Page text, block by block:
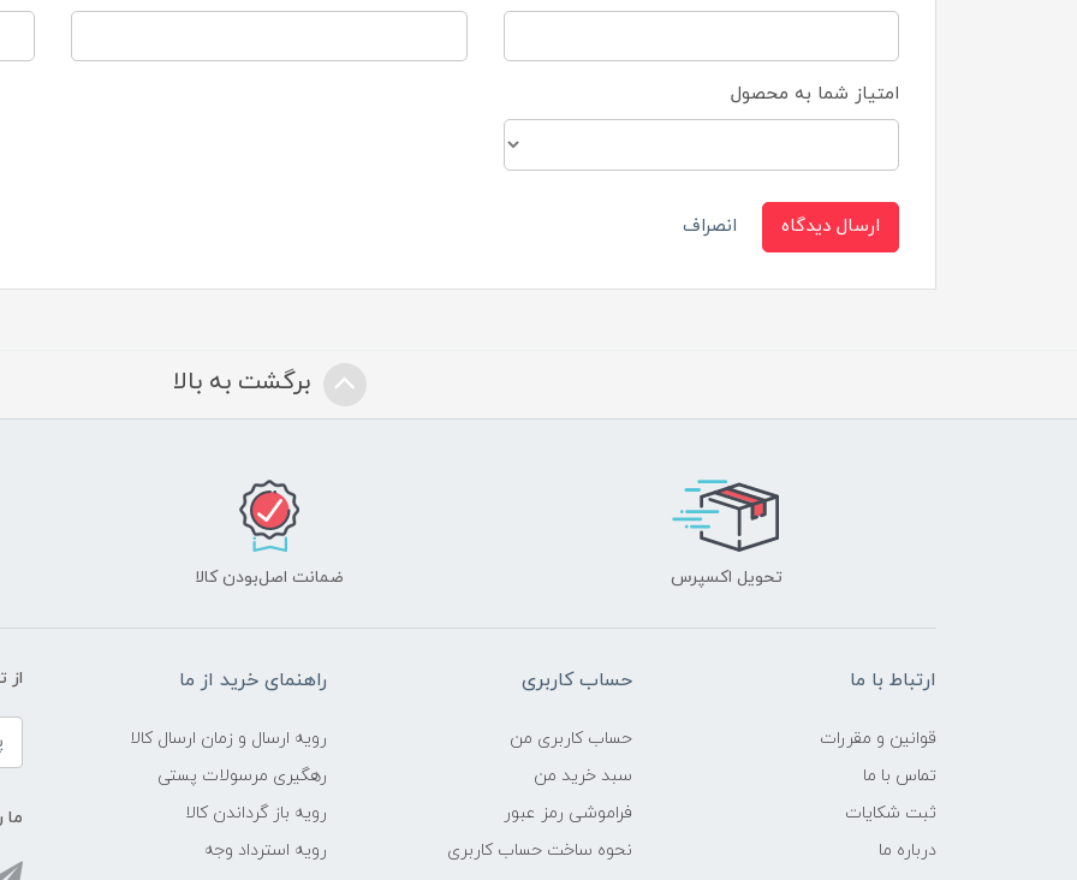
امتیاز شما به محصول
ارسال دیدگاه انصراف
برگشت به بالا
تحویل اکسپرس ضمانت اصل‌بودن کالا
ارتباط با ما
قوانین و مقررات
تماس با ما
ثبت شکایات
درباره ما
حساب کاربری
حساب کاربری من
سبد خرید من
فراموشی رمز عبور
نحوه ساخت حساب کاربری
راهنمای خرید از ما
رویه ارسال و زمان ارسال کالا
رهگیری مرسولات پستی
رویه باز گرداندن کالا
رویه استرداد وجه
از
ما